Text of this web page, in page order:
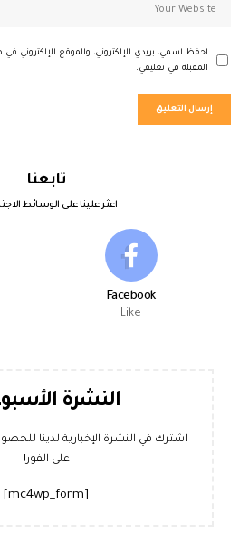
احفظ اسمي، بريدي الإلكتروني، والموقع الإلكتروني
المقبلة في تعليقي.
تابعنا
اعثر علينا على الوسائط
Facebook
Like
النشرة
اشترك في النشرة الإخبارية لدينا
على الفور!